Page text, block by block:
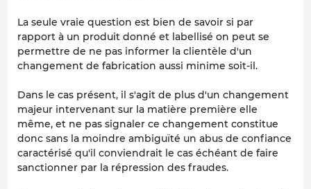
La seule vraie question est bien de savoir si par
rapport à un produit donné et labellisé on peut se
permettre de ne pas informer la clientèle d'un
changement de fabrication aussi minime soit-il.
Dans le cas présent, il s'agit de plus d'un changement
majeur intervenant sur la matière première elle
même, et ne pas signaler ce changement constitue
donc sans la moindre ambiguïté un abus de confiance
caractérisé qu'il conviendrait le cas échéant de faire
sanctionner par la répression des fraudes.